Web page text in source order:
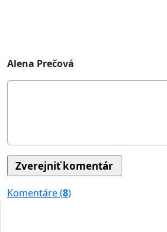
Alena Prečová
Komentáre (8)